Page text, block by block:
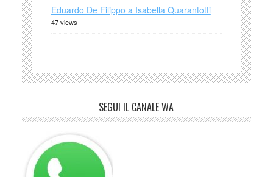
Eduardo De Filippo a Isabella Quarantotti
47 views
SEGUI IL CANALE WA